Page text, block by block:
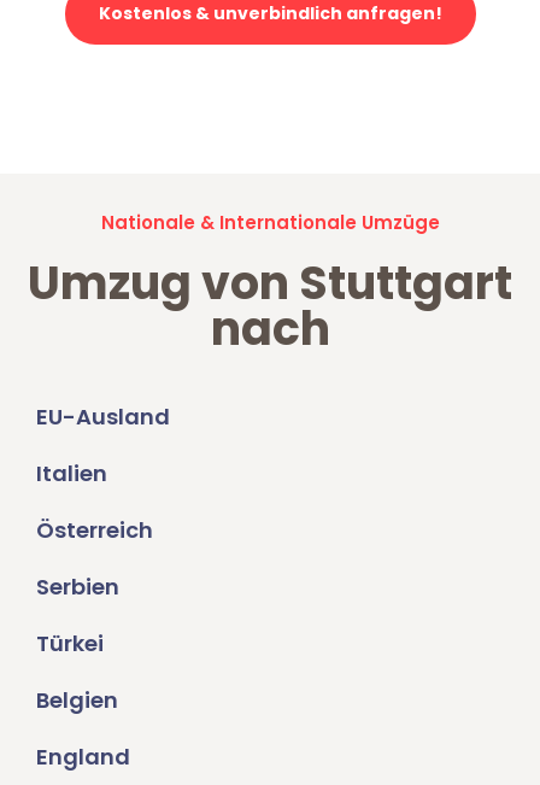
Kostenlos & unverbindlich anfragen!
Nationale & Internationale Umzüge
Umzug von Stuttgart
nach
EU-Ausland
Italien
Österreich
Serbien
Türkei
Belgien
England